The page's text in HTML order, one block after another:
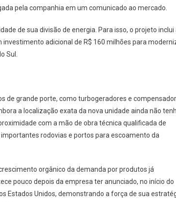
pela companhia em um comunicado ao mercado.
de sua divisão de energia. Para isso, o projeto inclui
adicional de R$ 160 milhões para
Sul.
de grande porte, como turbogeradores e
a localização exata da nova unidade ainda não
com a mão de obra técnica qualificada de
rodovias e portos para escoamento da
orgânico da demanda por produtos já
pouco depois da empresa ter anunciado, no início do
Estados Unidos, demonstrando a força de sua